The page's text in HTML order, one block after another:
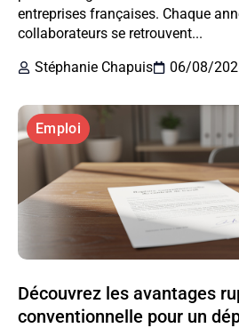
entreprises françaises. Chaque
collaborateurs se retrouvent...
Stéphanie Chapuis
06/08/
Emploi
Découvrez les avantages
conventionnelle pour un